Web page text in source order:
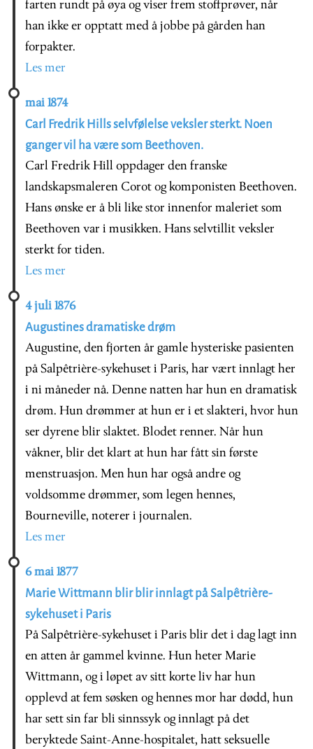
farten rundt på øya og viser frem stoffprøver, når
han ikke er opptatt med å jobbe på gården han
forpakter.
Les mer
mai 1874
Carl Fredrik Hills selvfølelse veksler sterkt. Noen
ganger vil ha være som Beethoven.
Carl Fredrik Hill oppdager den franske
landskapsmaleren Corot og komponisten Beethoven.
Hans ønske er å bli like stor innenfor maleriet som
Beethoven var i musikken. Hans selvtillit veksler
sterkt for tiden.
Les mer
4 juli 1876
Augustines dramatiske drøm
Augustine, den fjorten år gamle hysteriske pasienten
på Salpêtrière-sykehuset i Paris, har vært innlagt her
i ni måneder nå. Denne natten har hun en dramatisk
drøm. Hun drømmer at hun er i et slakteri, hvor hun
ser dyrene blir slaktet. Blodet renner. Når hun
våkner, blir det klart at hun har fått sin første
menstruasjon. Men hun har også andre og
voldsomme drømmer, som legen hennes,
Bourneville, noterer i journalen.
Les mer
6 mai 1877
Marie Wittmann blir blir innlagt på Salpêtrière-
sykehuset i Paris
På Salpêtrière-sykehuset i Paris blir det i dag lagt inn
en atten år gammel kvinne. Hun heter Marie
Wittmann, og i løpet av sitt korte liv har hun
opplevd at fem søsken og hennes mor har dødd, hun
har sett sin far bli sinnssyk og innlagt på det
beryktede Saint-Anne-hospitalet, hatt seksuelle